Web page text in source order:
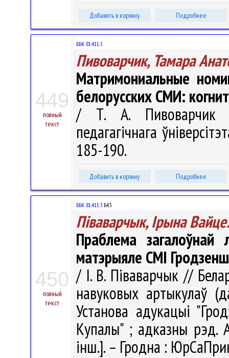
Добавить в корзину Подробнее
449
полный
текст
ББК 81.411.3
Пивоварчик, Тамара
Матримониальные
белорусских СМИ:
/ Т. А. Пивоварчик //
педагагічнага
185-190.
Добавить в корзину Подробнее
450
полный
текст
ББК 81.411.3 Б43
Піваварчык, Ірына
Праблема загалоўнай
матэрыяле СМІ
/ І. В. Піваварчык //
навуковых артыкулаў
Установа адукацыі
Купалы" ; адказны рэд.
інш.]. – Гродна :